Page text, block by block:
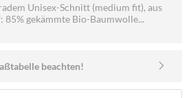
Unisex-Schnitt (medium fit), aus
85% gekämmte Bio-Baumwolle...
beachten!